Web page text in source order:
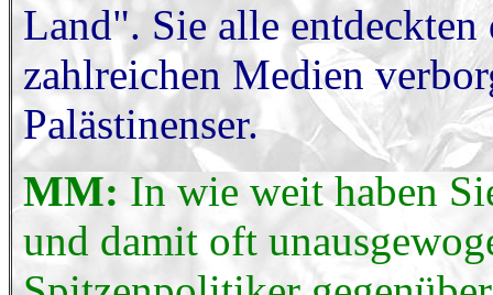
Land". Sie alle
zahlreichen Medien
Palästinenser.
MM: In wie weit haben
und damit oft